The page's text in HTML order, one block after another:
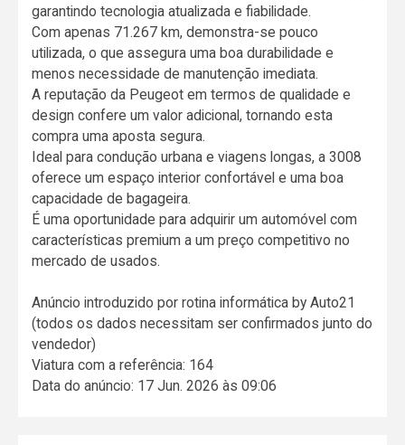
garantindo tecnologia atualizada e fiabilidade.
Com apenas 71.267 km, demonstra-se pouco
utilizada, o que assegura uma boa durabilidade e
menos necessidade de manutenção imediata.
A reputação da Peugeot em termos de qualidade e
design confere um valor adicional, tornando esta
compra uma aposta segura.
Ideal para condução urbana e viagens longas, a 3008
oferece um espaço interior confortável e uma boa
capacidade de bagageira.
É uma oportunidade para adquirir um automóvel com
características premium a um preço competitivo no
mercado de usados.
Anúncio introduzido por rotina informática by Auto21
(todos os dados necessitam ser confirmados junto do
vendedor)
Viatura com a referência: 164
Data do anúncio: 17 Jun. 2026 às 09:06